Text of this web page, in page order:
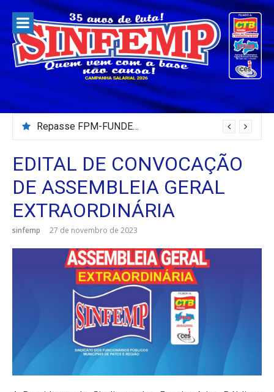
para
conteúdo
Repasse FPM-FUNDEB – Julho/2026
EDITAL DE CONVOCAÇÃO
DE ASSEMBLEIA GERAL
EXTRAORDINÁRIA
sinfemp 27 de novembro de 2023